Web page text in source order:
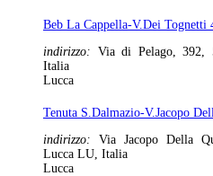
Beb La Cappella-V.Dei Tognetti
indirizzo: Via di Pelago, 392,
Italia
Lucca
Tenuta S.Dalmazio-V.Jacopo
indirizzo: Via Jacopo Della
Lucca LU, Italia
Lucca